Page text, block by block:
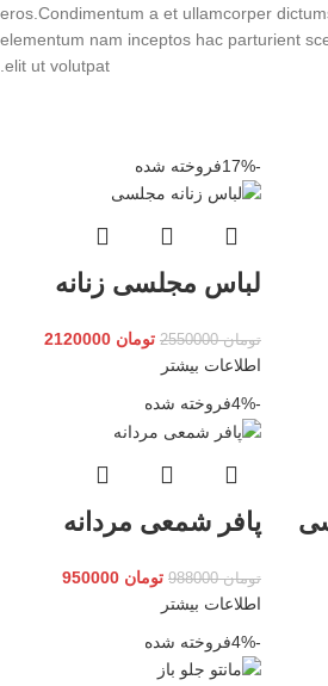
eros.Condimentum a et ullamcorper
elementum nam inceptos hac parturient
elit ut volutpat.
-17% فروخته شده
لباس مجلسی زنانه
تومان2550000 تومان
اطلاعات بیشتر
-4% فروخته شده
پافر شمعی مردانه
تومان988000 تومان
اطلاعات بیشتر
-4% فروخته شده